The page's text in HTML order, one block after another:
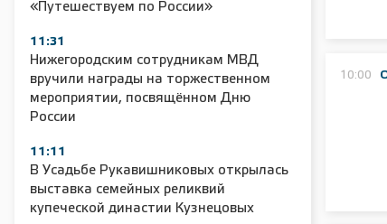
«Путешествуем по России»
11:31
Нижегородским сотрудникам МВД
вручили награды на торжественном
мероприятии, посвящённом Дню
России
11:11
В Усадьбе Рукавишниковых открылась
выставка семейных реликвий
купеческой династии Кузнецовых
10:00